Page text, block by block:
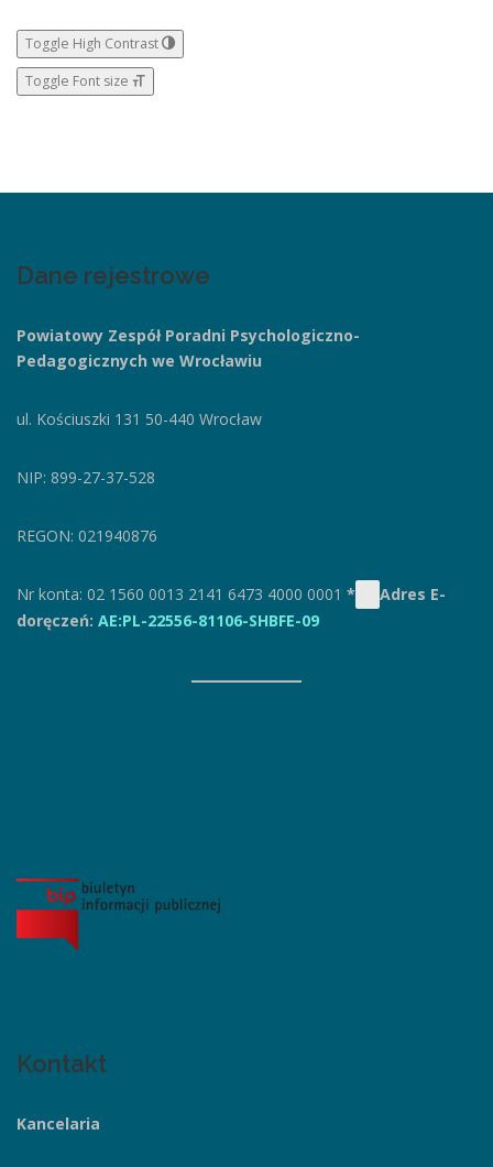
Toggle High Contrast
Toggle Font size
Dane rejestrowe
Powiatowy Zespół Poradni Psychologiczno-
Pedagogicznych we Wrocławiu
ul. Kościuszki 131 50-440 Wrocław
NIP: 899-27-37-528
REGON: 021940876
Nr konta: 02 1560 0013 2141 6473 4000 0001 *
Adres E-
doręczeń: AE:PL-22556-81106-SHBFE-09
Kontakt
Kancelaria